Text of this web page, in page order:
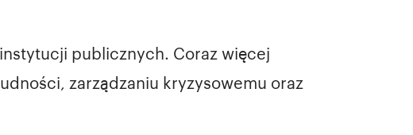
publicznych. Coraz więcej
zarządzaniu kryzysowemu oraz